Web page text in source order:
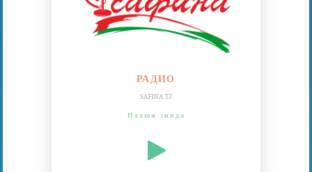
РАДИО
SAFINA.TJ
Пахши зинда